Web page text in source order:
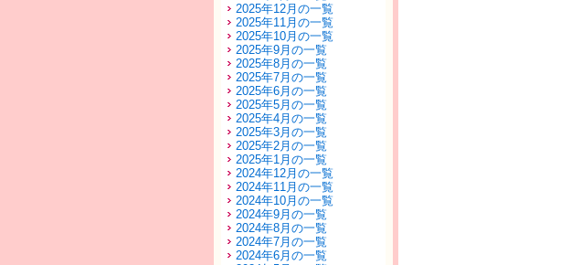
2025年12月の一覧
2025年11月の一覧
2025年10月の一覧
2025年9月の一覧
2025年8月の一覧
2025年7月の一覧
2025年6月の一覧
2025年5月の一覧
2025年4月の一覧
2025年3月の一覧
2025年2月の一覧
2025年1月の一覧
2024年12月の一覧
2024年11月の一覧
2024年10月の一覧
2024年9月の一覧
2024年8月の一覧
2024年7月の一覧
2024年6月の一覧